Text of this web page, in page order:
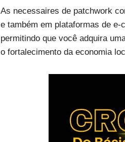
As necessaires de patchwork
e também em plataformas de
permitindo que você adquira
o fortalecimento da economia